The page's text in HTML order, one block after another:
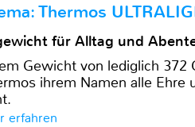
Thermos
für Alltag und
Gewicht von lediglich 372
ihrem Namen alle Ehre
erfahren